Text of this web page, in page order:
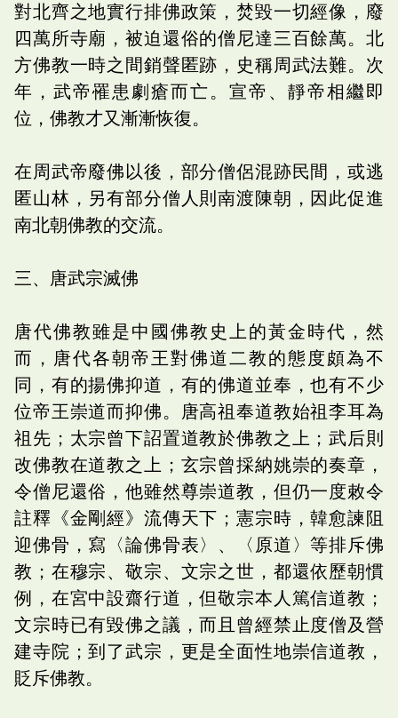
對北齊之地實行排佛政策，焚毀一切經像，廢
四萬所寺廟，被迫還俗的僧尼達三百餘萬。北
方佛教一時之間銷聲匿跡，史稱周武法難。次
年，武帝罹患劇瘡而亡。宣帝、靜帝相繼即
位，佛教才又漸漸恢復。
在周武帝廢佛以後，部分僧侶混跡民間，或逃
匿山林，另有部分僧人則南渡陳朝，因此促進
南北朝佛教的交流。
三、唐武宗滅佛
唐代佛教雖是中國佛教史上的黃金時代，然
而，唐代各朝帝王對佛道二教的態度頗為不
同，有的揚佛抑道，有的佛道並奉，也有不少
位帝王崇道而抑佛。唐高祖奉道教始祖李耳為
祖先；太宗曾下詔置道教於佛教之上；武后則
改佛教在道教之上；玄宗曾採納姚崇的奏章，
令僧尼還俗，他雖然尊崇道教，但仍一度敕令
註釋《金剛經》流傳天下；憲宗時，韓愈諫阻
迎佛骨，寫〈論佛骨表〉、〈原道〉等排斥佛
教；在穆宗、敬宗、文宗之世，都還依歷朝慣
例，在宮中設齋行道，但敬宗本人篤信道教；
文宗時已有毀佛之議，而且曾經禁止度僧及營
建寺院；到了武宗，更是全面性地崇信道教，
貶斥佛教。